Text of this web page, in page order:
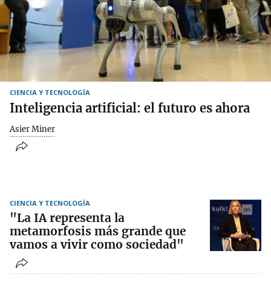
CIENCIA Y TECNOLOGÍA
Inteligencia artificial: el futuro es ahora
Asier Miner
CIENCIA Y TECNOLOGÍA
"La IA representa la
metamorfosis más grande que
vamos a vivir como sociedad"